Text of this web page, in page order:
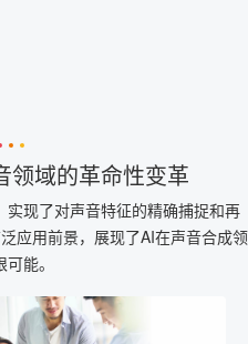
领域的革命性变革
现了对声音特征的精确捕捉和再
应用前景，展现了AI在声音合成领
能。